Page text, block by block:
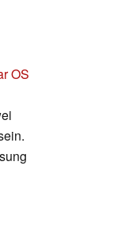
OS